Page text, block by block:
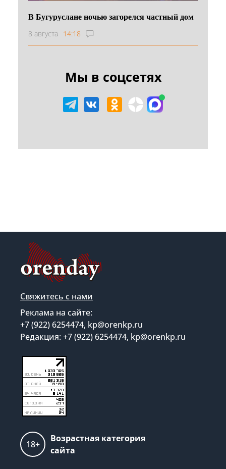
В Бугуруслане ночью загорелся частный дом
8 августа 14:18
Мы в соцсетях
Свяжитесь с нами
Реклама на сайте:
+7 (922) 6254474, kp@orenkp.ru
Редакция: +7 (922) 6254474, kp@orenkp.ru
18+
Возрастная категория
сайта